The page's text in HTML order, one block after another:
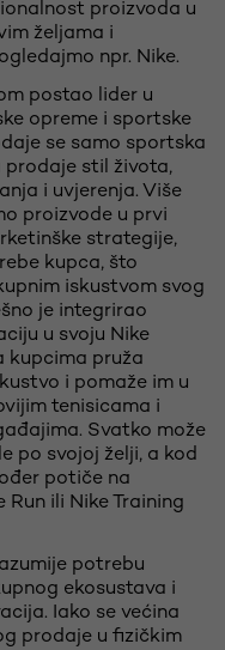
proizvoda u
željama i
npr. Nike.
postao lider u
opreme i sportske
se samo sportska
stil života,
i uvjerenja. Više
proizvode u prvi
strategije,
kupca, što
iskustvom svog
je integrirao
u svoju Nike
kupcima pruža
i pomaže im u
tenisicama i
Svatko može
po svojoj želji, a kod
potiče na
Run ili Nike Training
potrebu
ekosustava i
Iako se većina
prodaje u fizičkim